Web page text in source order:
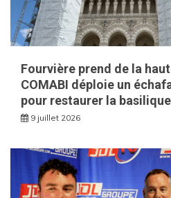
Fourvière prend de la
COMABI déploie un
pour restaurer la
9 juillet 2026